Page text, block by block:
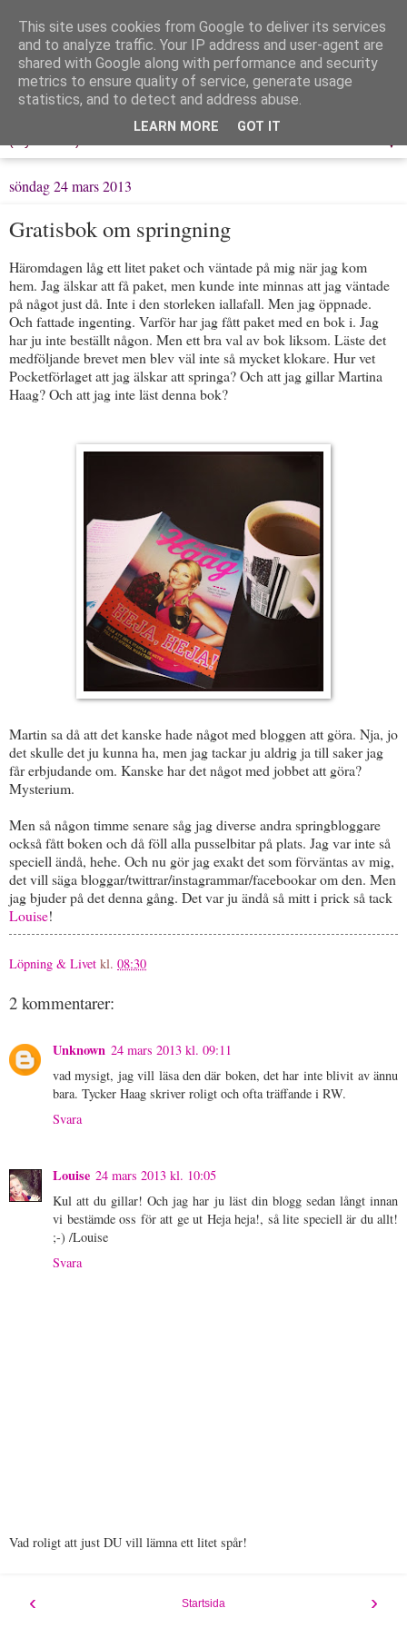
Löpning & Livet
Mitt liv, mina tankar & min träning
▼
söndag 24 mars 2013
Gratisbok om springning
Häromdagen låg ett litet paket och väntade på mig när jag kom
hem. Jag älskar att få paket, men kunde inte minnas att jag väntade
på något just då. Inte i den storleken iallafall. Men jag öppnade.
Och fattade ingenting. Varför har jag fått paket med en bok i. Jag
har ju inte beställt någon. Men ett bra val av bok liksom. Läste det
medföljande brevet men blev väl inte så mycket klokare. Hur vet
Pocketförlaget att jag älskar att springa? Och att jag gillar Martina
Haag? Och att jag inte läst denna bok?
Martin sa då att det kanske hade något med bloggen att göra. Nja, jo
det skulle det ju kunna ha, men jag tackar ju aldrig ja till saker jag
får erbjudande om. Kanske har det något med jobbet att göra?
Mysterium.
Men så någon timme senare såg jag diverse andra springbloggare
också fått boken och då föll alla pusselbitar på plats. Jag var inte så
speciell ändå, hehe. Och nu gör jag exakt det som förväntas av mig,
det vill säga bloggar/twittrar/instagrammar/facebookar om den. Men
jag bjuder på det denna gång. Det var ju ändå så mitt i prick så tack
Louise!
Löpning & Livet kl. 08:30
2 kommentarer:
Unknown 24 mars 2013 kl. 09:11
vad mysigt, jag vill läsa den där boken, det har inte blivit av ännu
bara. Tycker Haag skriver roligt och ofta träffande i RW.
Svara
Louise 24 mars 2013 kl. 10:05
Kul att du gillar! Och jag har ju läst din blogg sedan långt innan
vi bestämde oss för att ge ut Heja heja!, så lite speciell är du allt!
;-) /Louise
Svara
Vad roligt att just DU vill lämna ett litet spår!
‹ ›
Startsida
This site uses cookies from Google to deliver its services
and to analyze traffic. Your IP address and user-agent are
shared with Google along with performance and security
metrics to ensure quality of service, generate usage
statistics, and to detect and address abuse.
LEARN MORE GOT IT